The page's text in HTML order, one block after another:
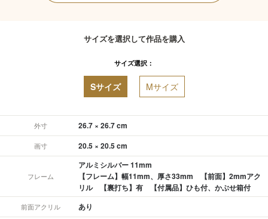
サイズを選択して作品を購入
サイズ選択：
Sサイズ Mサイズ
外寸 26.7 × 26.7 cm
画寸 20.5 × 20.5 cm
フレーム
アルミシルバー 11mm
【フレーム】幅11mm、厚さ33mm 【前面】2mmアク
リル 【裏打ち】有 【付属品】ひも付、かぶせ箱付
前面アクリル あり